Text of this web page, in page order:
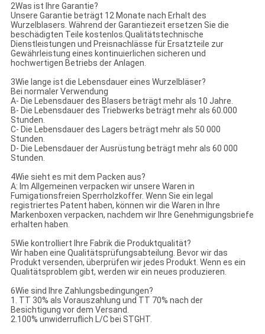
2Was ist Ihre Garantie?
Unsere Garantie beträgt 12 Monate nach Erhalt des
Wurzelblasers. Während der Garantiezeit ersetzen Sie die
beschädigten Teile kostenlos.Qualitätstechnische
Dienstleistungen und Preisnachlässe für Ersatzteile zur
Gewährleistung eines kontinuierlichen sicheren und
hochwertigen Betriebs der Anlagen.
3Wie lange ist die Lebensdauer eines Wurzelbläser?
Bei normaler Verwendung
A- Die Lebensdauer des Blasers beträgt mehr als 10 Jahre.
B- Die Lebensdauer des Triebwerks beträgt mehr als 60.000
Stunden.
C- Die Lebensdauer des Lagers beträgt mehr als 50 000
Stunden.
D- Die Lebensdauer der Ausrüstung beträgt mehr als 60 000
Stunden.
4Wie sieht es mit dem Packen aus?
A: Im Allgemeinen verpacken wir unsere Waren in
Fumigationsfreien Sperrholzkoffer. Wenn Sie ein legal
registriertes Patent haben, können wir die Waren in Ihre
Markenboxen verpacken, nachdem wir Ihre Genehmigungsbriefe
erhalten haben.
5Wie kontrolliert Ihre Fabrik die Produktqualität?
Wir haben eine Qualitätsprüfungsabteilung. Bevor wir das
Produkt versenden, überprüfen wir jedes Produkt. Wenn es ein
Qualitätsproblem gibt, werden wir ein neues produzieren.
6Wie sind Ihre Zahlungsbedingungen?
1. TT 30% als Vorauszahlung und TT 70% nach der
Besichtigung vor dem Versand.
2.100% unwiderruflich L/C bei STGHT.